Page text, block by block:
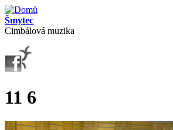
Přejít k hlavnímu obsahu
Šmytec
Cimbálová muzika
11 6